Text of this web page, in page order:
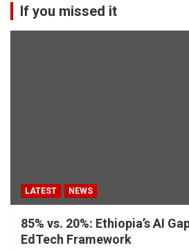
If you missed it
LATEST NEWS
85% vs. 20%: Ethiopia’s AI
EdTech Framework